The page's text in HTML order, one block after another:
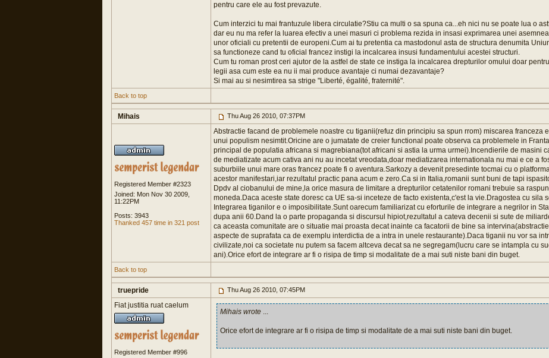
pentru care ele au fost prevazute.
Cum interzici tu mai frantuzule libera circulatie?Stiu ca multi o sa spuna ca...eh nici nu se poate lua o
dar eu nu ma refer la luarea efectiv a unei masuri ci problema rezida in insasi exprimarea unei
unor oficiali cu pretentii de europeni.Cum ai tu pretentia ca mastodonul asta de structura denumita
sa functioneze cand tu oficial francez instigi la incalcarea insusi fundamentului acestei structuri.
Cum tu roman prost ceri ajutor de la astfel de state ce instiga la incalcarea drepturilor omului doar
legii asa cum este ea nu ii mai produce avantaje ci numai dezavantaje?
Si mai au si nesimtirea sa strige "Liberté, égalité, fraternité".
Back to top
Mihais Thu Aug 26 2010, 07:37PM
Registered Member #2323
Joined: Mon Nov 30 2009,
11:22PM
Posts: 3943
Thanked 457 time in 321 post
Abstractie facand de problemele noastre cu tiganii(refuz din principiu sa spun rrom) miscarea franceza
unui populism nesimtit.Oricine are o jumatate de creier functional poate observa ca problemele in
principal de populatia africana si magrebiana(tot africani si astia la urma urmei).Incendierile de masini
de mediatizate acum cativa ani nu au incetat vreodata,doar mediatizarea internationala nu mai e ce a
suburbiile unui mare oras francez poate fi o aventura.Sarkozy a devenit presedinte tocmai cu o
acestor manifestari,iar rezultatul practic pana acum e zero.Ca si in Italia,romanii sunt buni de tapi
Dpdv al ciobanului de mine,la orice masura de limitare a drepturilor cetatenilor romani trebuie sa
moneda.Daca aceste state doresc ca UE sa-si inceteze de facto existenta,c'est la vie.Dragostea cu sila
Integrarea tiganilor e o imposibilitate.Sunt oarecum familiarizat cu eforturile de integrare a negrilor in
dupa anii 60.Dand la o parte propaganda si discursul hipiot,rezultatul a cateva decenii si sute de
ca aceasta comunitate are o situatie mai proasta decat inainte ca facatorii de bine sa
aspecte de suprafata ca de exemplu interdictia de a intra in unele restaurante).Daca tiganii nu vor sa
civilizate,noi ca societate nu putem sa facem altceva decat sa ne segregam(lucru care se intampla cu
ani).Orice efort de integrare ar fi o risipa de timp si modalitate de a mai suti niste bani din buget.
Back to top
truepride Thu Aug 26 2010, 07:45PM
Fiat justitia ruat caelum
Registered Member #996
Mihais wrote ...
Orice efort de integrare ar fi o risipa de timp si modalitate de a mai suti niste bani din buget.